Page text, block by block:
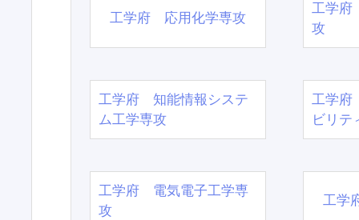
工学府 応用化学専攻
工学府
攻
工学府 知能情報システ
ム工学専攻
工学府
ビリテ
工学府 電気電子工学専
攻
工学